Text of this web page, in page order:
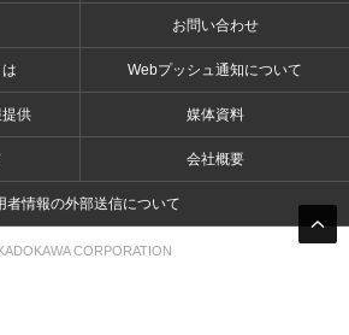
お問い合わせ
Webプッシュ通知について
供 媒体資料
会社概要
者情報の外部送信について
CORPORATION